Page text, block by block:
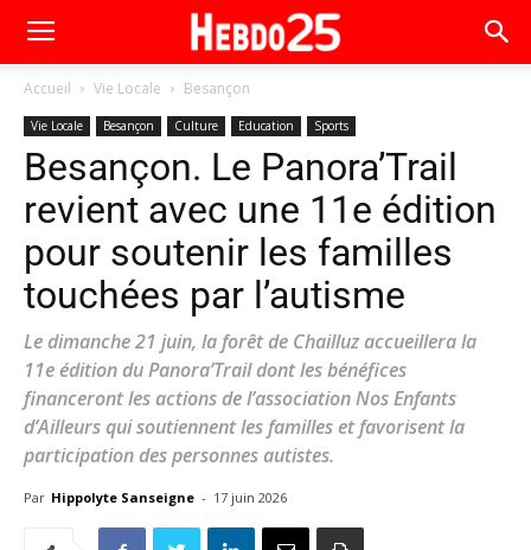
Accueil Vie Locale Besançon
Vie Locale Besançon Culture Education Sports
Besançon. Le Panora’Trail
revient avec une 11e édition
pour soutenir les familles
touchées par l’autisme
Le dimanche 21 juin, la forêt de Chailluz accueillera la
11e édition du Panora’Trail dont les bénéfices
financeront les actions de l’association Nos Enfants
d’Ailleurs qui soutiennent les familles et favorisent la
participation des personnes autistes.
Par Hippolyte Sanseigne - 17 juin 2026